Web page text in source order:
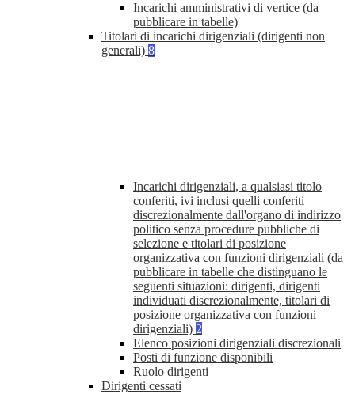
Incarichi amministrativi di vertice (da
pubblicare in tabelle)
Titolari di incarichi dirigenziali (dirigenti non
generali) 8
Incarichi dirigenziali, a qualsiasi titolo
conferiti, ivi inclusi quelli conferiti
discrezionalmente dall'organo di indirizzo
politico senza procedure pubbliche di
selezione e titolari di posizione
organizzativa con funzioni dirigenziali (da
pubblicare in tabelle che distinguano le
seguenti situazioni: dirigenti, dirigenti
individuati discrezionalmente, titolari di
posizione organizzativa con funzioni
dirigenziali) 2
Elenco posizioni dirigenziali discrezionali
Posti di funzione disponibili
Ruolo dirigenti
Dirigenti cessati